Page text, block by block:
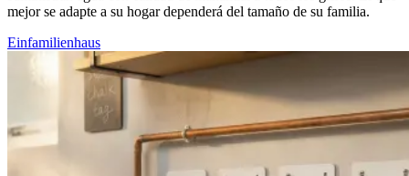
mejor se adapte a su hogar dependerá del tamaño de su familia.
Einfamilienhaus